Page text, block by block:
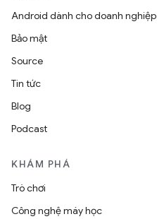
Android dành cho doanh nghiệp
Bảo mật
Source
Tin tức
Blog
Podcast
KHÁM PHÁ
Trò chơi
Công nghệ máy học